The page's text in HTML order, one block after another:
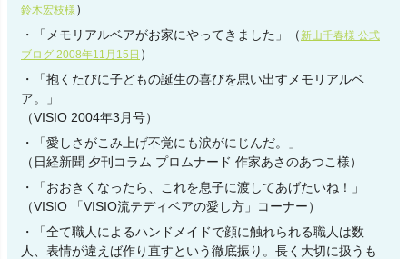
鈴木宏枝様 ）
・「メモリアルベアがお家にやってきました」（ 新山千春様 公式
ブログ 2008年11月15日 ）
・「抱くたびに子どもの誕生の喜びを思い出すメモリアルベ
ア。」
（VISIO 2004年3月号）
・「愛しさがこみ上げ不覚にも涙がにじんだ。」
（日経新聞 夕刊コラム プロムナード 作家あさのあつこ様）
・「おおきくなったら、これを息子に渡してあげたいね！」
（VISIO 「VISIO流テディベアの愛し方」コーナー）
・「全て職人によるハンドメイドで顔に触れられる職人は数
人、表情が違えば作り直すという徹底振り。長く大切に扱うも